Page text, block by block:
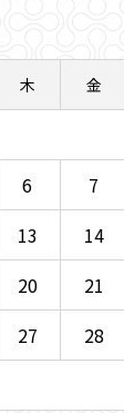
木 金
6 7
13 14
20 21
27 28